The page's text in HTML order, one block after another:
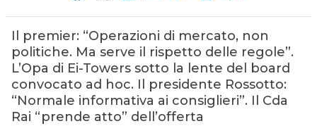
Il premier: “Operazioni di mercato, non
politiche. Ma serve il rispetto delle regole”.
L’Opa di Ei-Towers sotto la lente del board
convocato ad hoc. Il presidente Rossotto:
“Normale informativa ai consiglieri”. Il Cda
Rai “prende atto” dell’offerta